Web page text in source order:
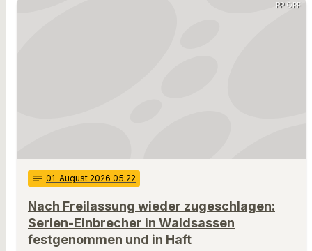
PP OPF
notes 01. August 2026 05:22
Nach Freilassung wieder zugeschlagen:
Serien-Einbrecher in Waldsassen
festgenommen und in Haft